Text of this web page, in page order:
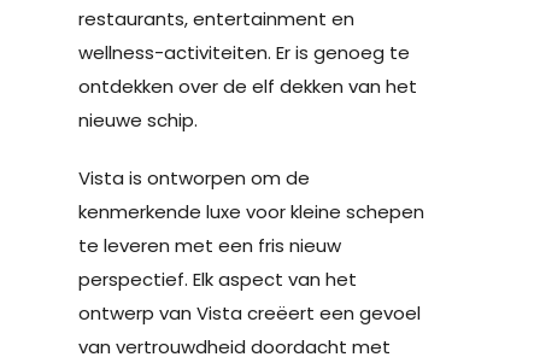
restaurants, entertainment en
wellness-activiteiten. Er is genoeg te
ontdekken over de elf dekken van het
nieuwe schip.
Vista is ontworpen om de
kenmerkende luxe voor kleine schepen
te leveren met een fris nieuw
perspectief. Elk aspect van het
ontwerp van Vista creëert een gevoel
van vertrouwdheid doordacht met